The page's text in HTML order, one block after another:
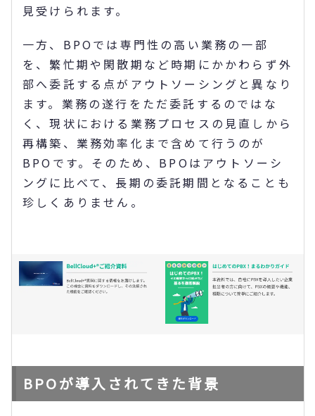
見受けられます。
一方、BPOでは専門性の高い業務の一部
を、繁忙期や閑散期など時期にかかわらず外
部へ委託する点がアウトソーシングと異なり
ます。業務の遂行をただ委託するのではな
く、現状における業務プロセスの見直しから
再構築、業務効率化まで含めて行うのが
BPOです。そのため、BPOはアウトソーシ
ングに比べて、長期の委託期間となることも
珍しくありません。
BPOが導入されてきた背景